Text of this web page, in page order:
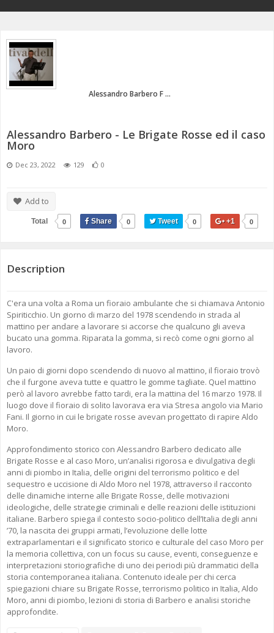
PASSATO E PRESENTE
IL TEMPO E LA STORIA
Alessandro Barbero F ...
Alessandro Barbero - Le Brigate Rosse ed il caso
Moro
Dec 23, 2022 129 0
Add to
Total 0 Share 0 Tweet 0 +1 0
Description
C'era una volta a Roma un fioraio ambulante che si chiamava Antonio
Spiriticchio. Un giorno di marzo del 1978 scendendo in strada al
mattino per andare a lavorare si accorse che qualcuno gli aveva
bucato una gomma. Riparata la gomma, si recò come ogni giorno al
lavoro.
Un paio di giorni dopo scendendo di nuovo al mattino, il fioraio trovò
che il furgone aveva tutte e quattro le gomme tagliate. Quel mattino
però al lavoro avrebbe fatto tardi, era la mattina del 16 marzo 1978. Il
luogo dove il fioraio di solito lavorava era via Stresa angolo via Mario
Fani. Il giorno in cui le brigate rosse avevan progettato di rapire Aldo
Moro.
Approfondimento storico con Alessandro Barbero dedicato alle
Brigate Rosse e al caso Moro, un’analisi rigorosa e divulgativa degli
anni di piombo in Italia, delle origini del terrorismo politico e del
sequestro e uccisione di Aldo Moro nel 1978, attraverso il racconto
delle dinamiche interne alle Brigate Rosse, delle motivazioni
ideologiche, delle strategie criminali e delle reazioni delle istituzioni
italiane. Barbero spiega il contesto socio-politico dell’Italia degli anni
’70, la nascita dei gruppi armati, l’evoluzione delle lotte
extraparlamentari e il significato storico e culturale del caso Moro per
la memoria collettiva, con un focus su cause, eventi, conseguenze e
interpretazioni storiografiche di uno dei periodi più drammatici della
storia contemporanea italiana. Contenuto ideale per chi cerca
spiegazioni chiare su Brigate Rosse, terrorismo politico in Italia, Aldo
Moro, anni di piombo, lezioni di storia di Barbero e analisi storiche
approfondite.